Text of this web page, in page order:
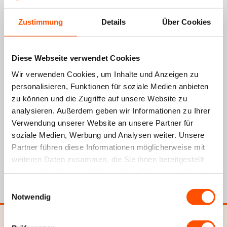
Zustimmung Details Über Cookies
Diese Webseite verwendet Cookies
Wir verwenden Cookies, um Inhalte und Anzeigen zu
personalisieren, Funktionen für soziale Medien anbieten
zu können und die Zugriffe auf unsere Website zu
analysieren. Außerdem geben wir Informationen zu Ihrer
Verwendung unserer Website an unsere Partner für
soziale Medien, Werbung und Analysen weiter. Unsere
Partner führen diese Informationen möglicherweise mit
weiteren Daten zusammen, die Sie ihnen bereitgestellt
Notwendig
mehr lesen
Über Xiaomi Amazfit GTR Zubehör
Xiaomi Amazfit GTR Zubehör kaufen?
Suchst du neben einem Amazfit GTR-Band
noch andere
wichtige Dinge für deine Smartwatch? Dann bist du bei uns
genau richtig. Wir haben verschiedene nützliche Produkte für
deine smarte Xiaomi Amazfit GTR Uhr in unserem Online-Shop.
Beachte, dass dieses Modell zwei verschiedene Größen hat,
nämlich 42mm und 47mm. Das Zubehör ist für jedes Modell
Ein Ladekabel
Da wir unsere Smartwatches regelmäßig benutzen, kommt es
oft vor, dass wir sie zwischendurch aufladen müssen. Deshalb